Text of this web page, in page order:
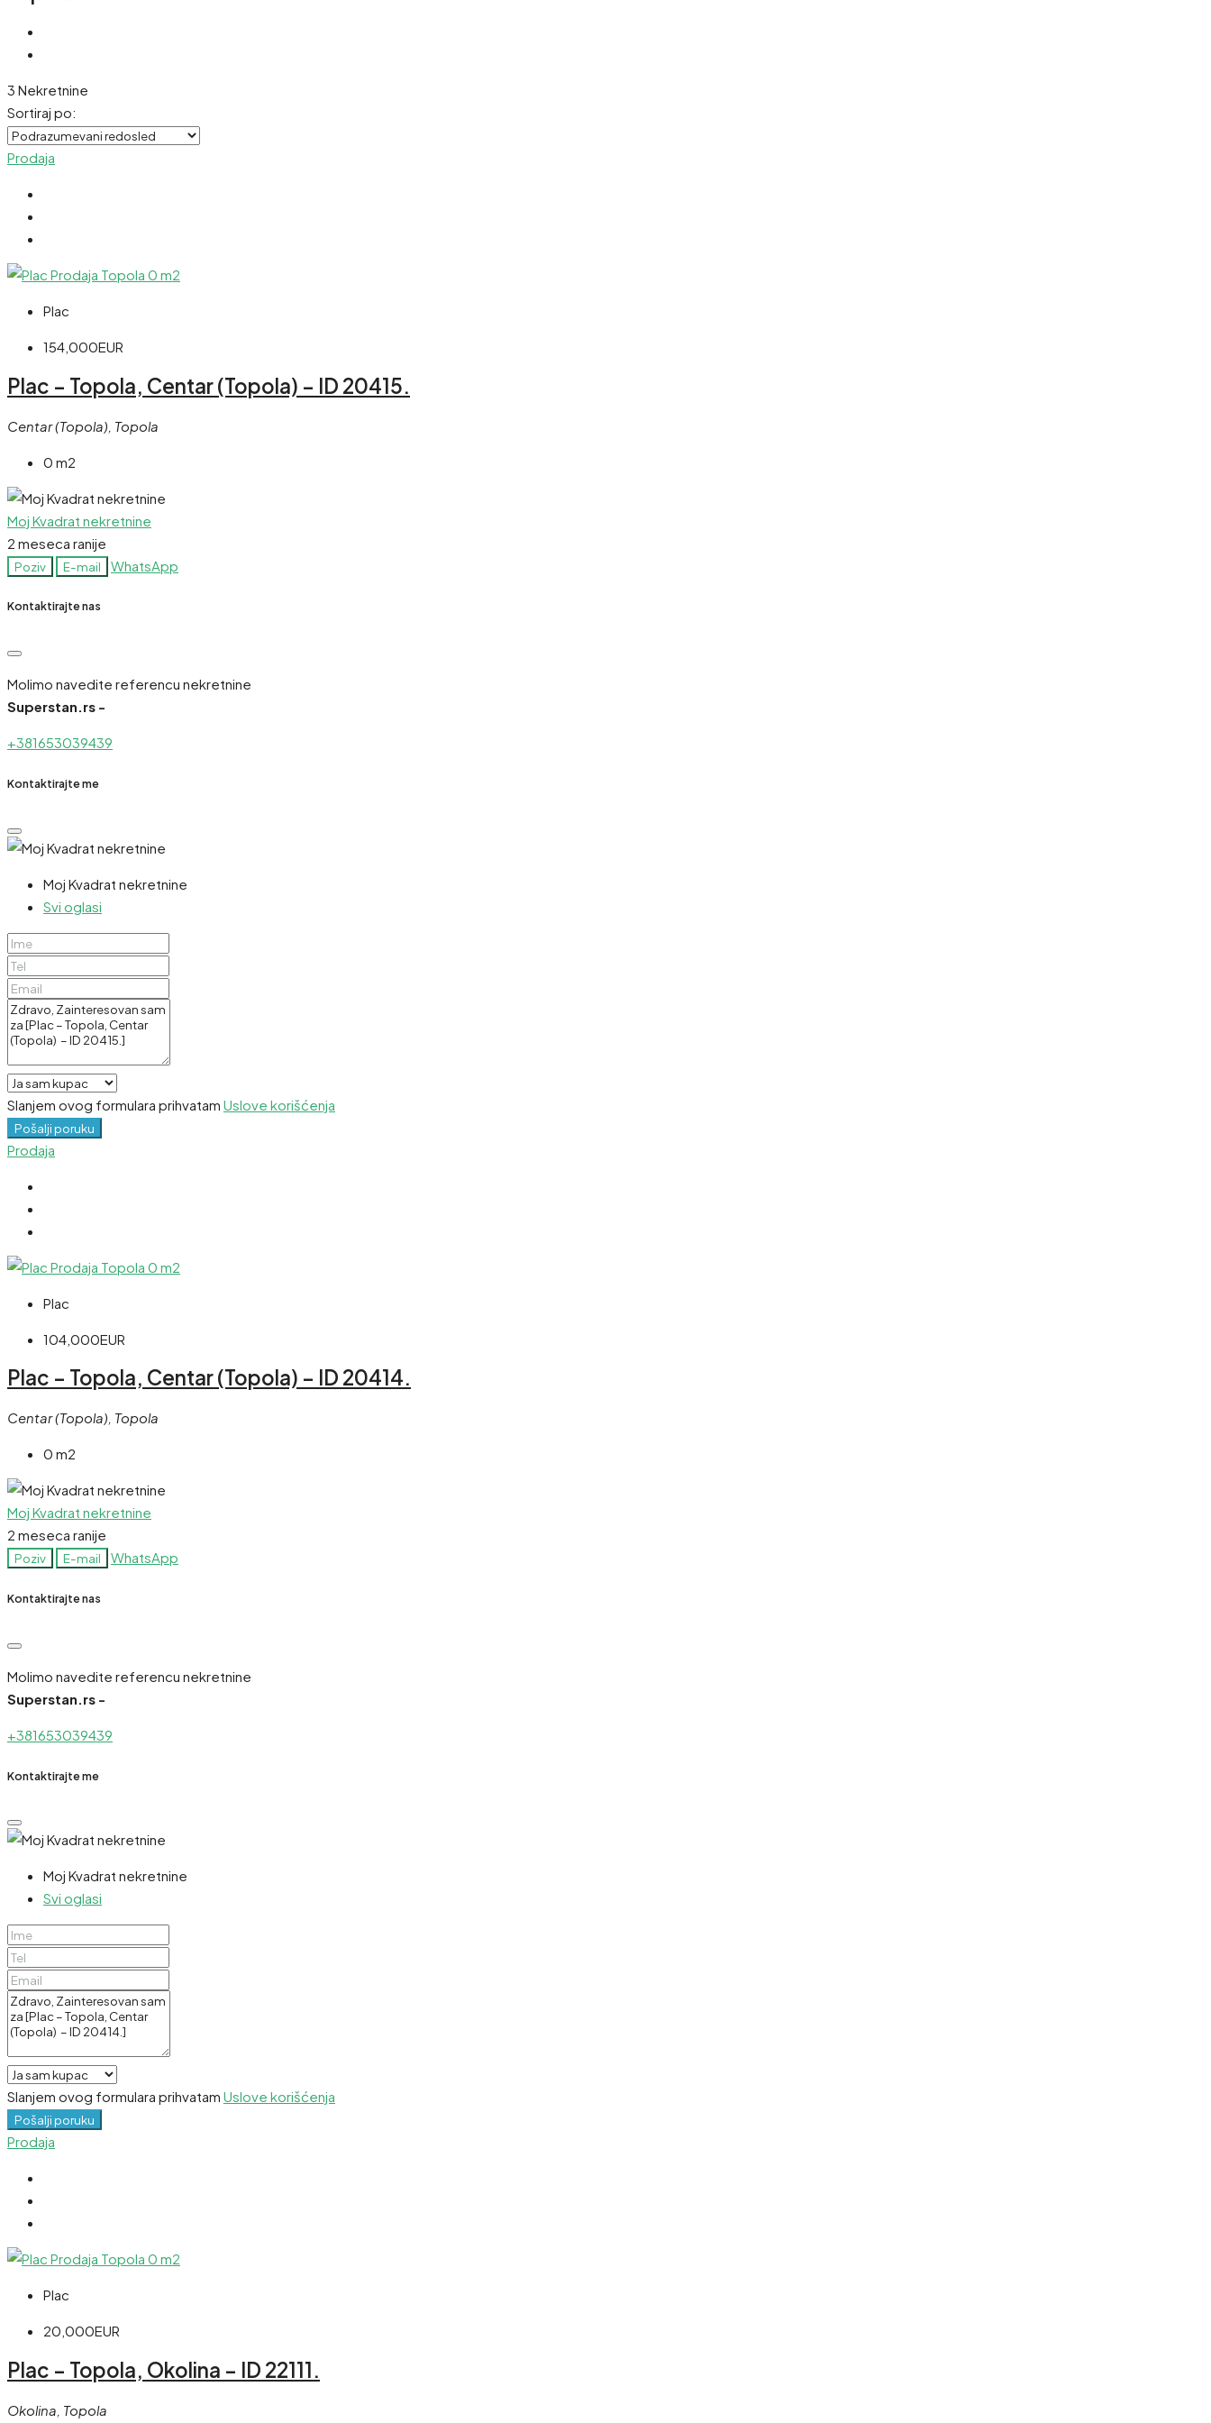
3 Nekretnine
Sortiraj po:
Prodaja
Plac
154,000EUR
Plac – Topola, Centar (Topola) – ID 20415.
Centar (Topola), Topola
0 m2
Moj Kvadrat nekretnine
2 meseca ranije
Poziv E-mail WhatsApp
Kontaktirajte nas
Molimo navedite referencu nekretnine
Superstan.rs -
+381653039439
Kontaktirajte me
Moj Kvadrat nekretnine
Svi oglasi
Slanjem ovog formulara prihvatam Uslove korišćenja
Pošalji poruku
Prodaja
Plac
104,000EUR
Plac – Topola, Centar (Topola) – ID 20414.
Centar (Topola), Topola
0 m2
Moj Kvadrat nekretnine
2 meseca ranije
Poziv E-mail WhatsApp
Kontaktirajte nas
Molimo navedite referencu nekretnine
Superstan.rs -
+381653039439
Kontaktirajte me
Moj Kvadrat nekretnine
Svi oglasi
Slanjem ovog formulara prihvatam Uslove korišćenja
Pošalji poruku
Prodaja
Plac
20,000EUR
Plac – Topola, Okolina – ID 22111.
Okolina, Topola